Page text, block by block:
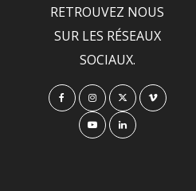
RETROUVEZ NOUS
SUR LES RÉSEAUX
SOCIAUX.